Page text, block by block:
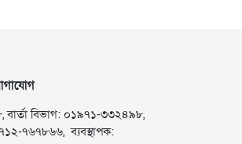
বিভাগ: ০১৯৭১-৩৩২৪৯৮,
৭৬৭৮৬৬, ব্যবস্থাপক: